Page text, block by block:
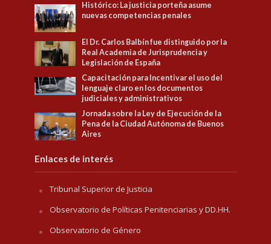
Histórico: La justicia porteña asume
nuevas competencias penales
El Dr. Carlos Balbín fue distinguido por la
Real Academia de Jurisprudencia y
Legislación de España
Capacitación para Incentivar el uso del
lenguaje claro en los documentos
judiciales y administrativos
Jornada sobre la Ley de Ejecución de la
Pena de la Ciudad Autónoma de Buenos
Aires
Enlaces de interés
Tribunal Superior de Justicia
Observatorio de Políticas Penitenciarias y DD.HH.
Observatorio de Género